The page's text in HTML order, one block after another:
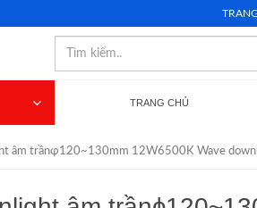
TRANG CHỦ
âm trầnɸ120~130mm 12W6500K Wave